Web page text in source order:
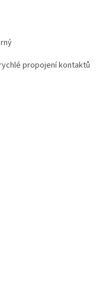
propojení kontaktů